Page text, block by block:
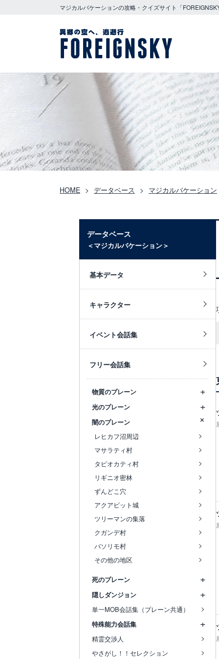
マジカルバケーションの攻略・クイズサイト「
HOME データベース マジカルバケーション
データベース
＜マジカルバケーション＞
基本データ
キャラクター
イベント会話集
フリー会話集
物質のプレーン
光のプレーン
闇のプレーン
レヒカフ沼周辺
マサラティ村
タピオカティ村
リギニオ密林
ずんどこ穴
アクアビット城
ツリーマンの集落
クガンデ村
バソリモ村
その他の地区
死のプレーン
隠しダンジョン
単一MOB会話集（プレーン共通）
特殊能力会話集
精霊交渉人
やさがし！！セレクション